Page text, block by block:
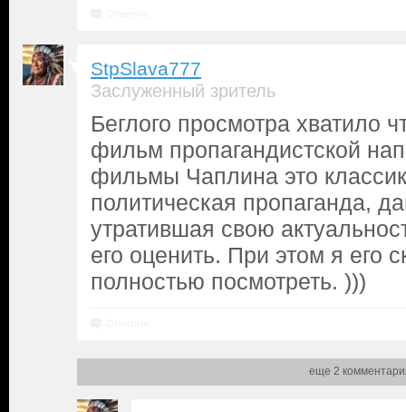
StpSlava777
Заслуженный зритель
Беглого просмотра хватило
фильм пропагандистской
фильмы Чаплина это
политическая пропаганда,
утратившая свою
его оценить. При этом я его
полностью посмотреть. )))
еще 2